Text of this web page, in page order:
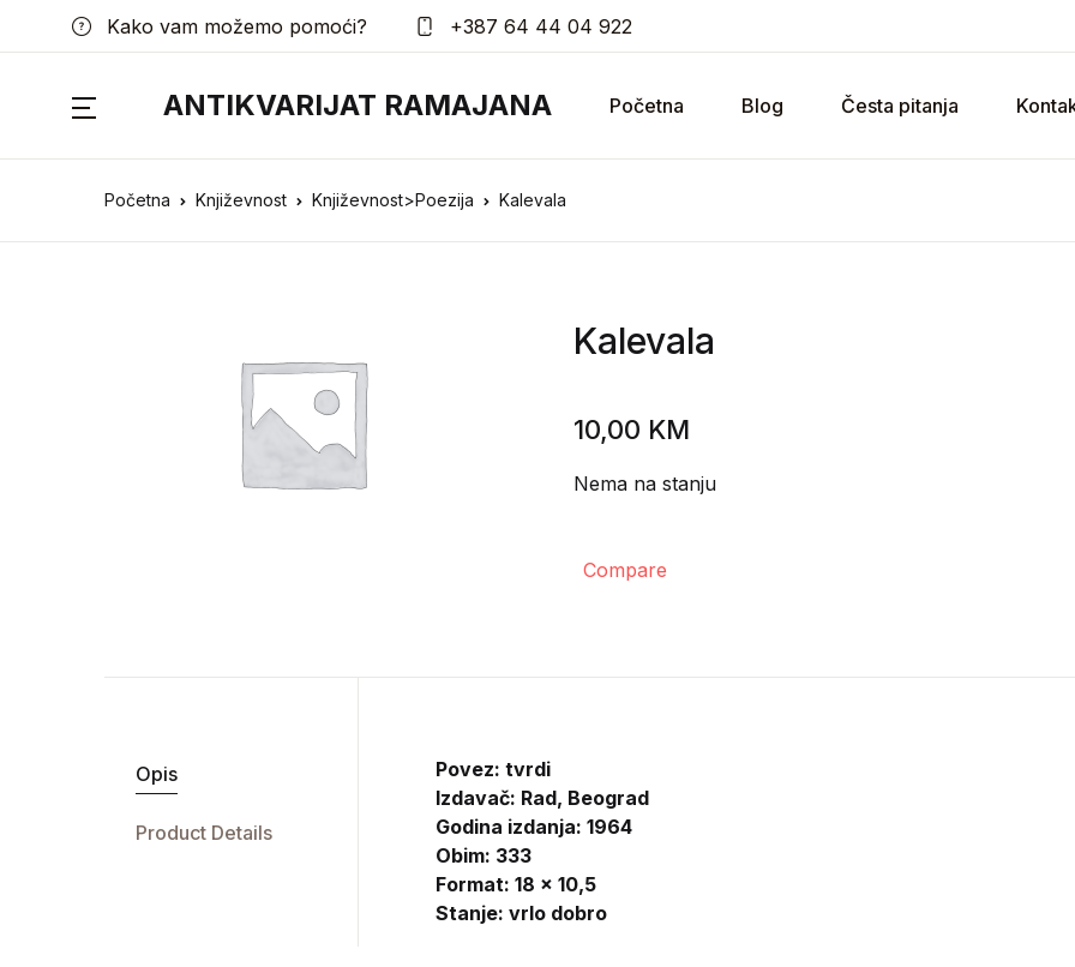
Kako vam možemo pomoći? +387 64 44 04 922
ANTIKVARIJAT RAMAJANA Početna Blog Česta pitanja
Početna Književnost Književnost>Poezija Kalevala
Kalevala
10,00 KM
Nema na stanju
Compare
Opis
Product Details
Povez: tvrdi
Izdavač: Rad, Beograd
Godina izdanja: 1964
Obim: 333
Format: 18 x 10,5
Stanje: vrlo dobro